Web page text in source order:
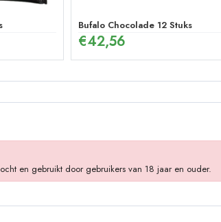
Bufalo Chocolade 12 Stuks
€42,56
en gebruikt door gebruikers van 18 jaar en ouder.